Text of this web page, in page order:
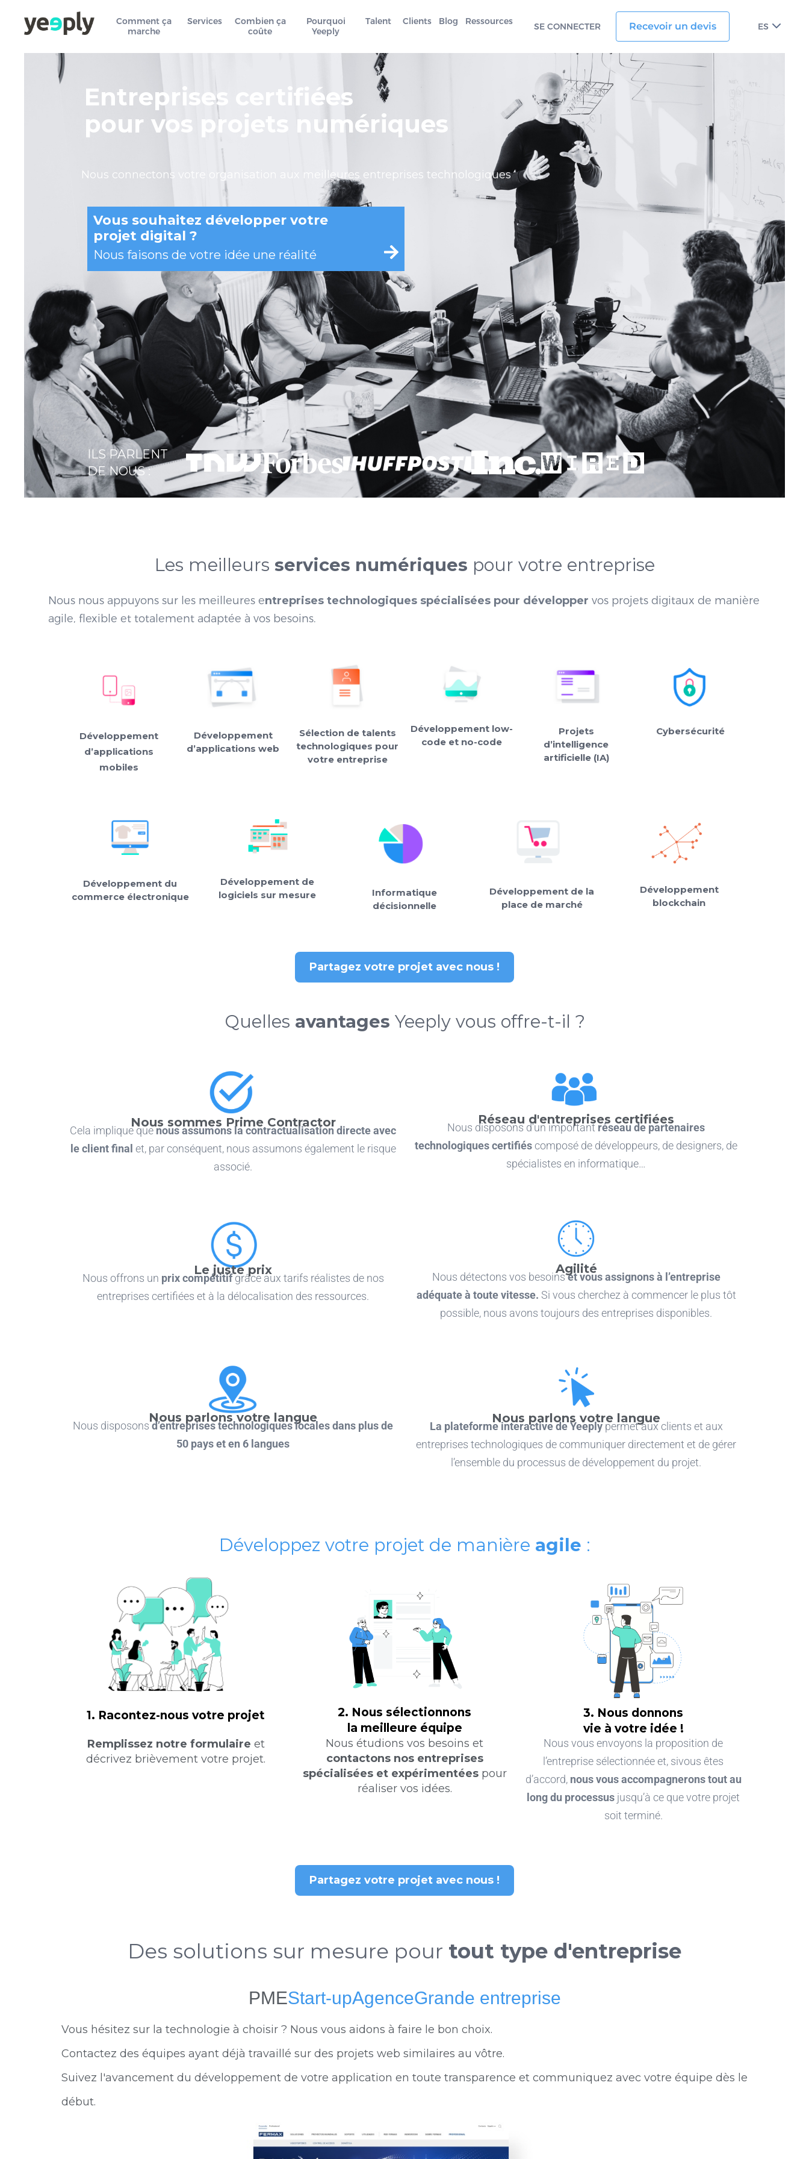
Comment ça
marche
Services
Combien ça
coûte
Pourquoi
Yeeply
Talent Clients Blog Ressources SE CONNECTER Recevoir un devis ES
Entreprises certifiées
pour vos projets numériques
Nous connectons votre organisation aux meilleures entreprises technologiques
Vous souhaitez développer votre
projet digital ?
Nous faisons de votre idée une réalité
ILS PARLENT
DE NOUS :
Les meilleurs services numériques pour votre entreprise
Nous nous appuyons sur les meilleures entreprises technologiques spécialisées pour développer vos projets digitaux de manière
agile, flexible et totalement adaptée à vos besoins.
Développement
d’applications
mobiles
Développement
d’applications web
Sélection de talents
technologiques pour
votre entreprise
Développement low-
code et no-code
Projets
d’intelligence
artificielle (IA)
Cybersécurité
Développement du
commerce électronique
Développement de
logiciels sur mesure
Informatique
décisionnelle
Développement de la
place de marché
Développement
blockchain
Partagez votre projet avec nous !
Quelles avantages Yeeply vous offre-t-il ?
Nous sommes Prime Contractor
Cela implique quenous assumons la contractualisation directe avec
le client final et, par conséquent, nous assumons également le risque
associé.
Réseau d'entreprises certifiées
Nous disposons d’un importantréseau de partenaires
technologiques certifiés composé de développeurs, de designers, de
spécialistes en informatique…
Le juste prix
Nous offrons un prix compétitifgrâce aux tarifs réalistes de nos
entreprises certifiées et à la délocalisation des ressources.
Agilité
Nous détectons vos besoinsetvous assignons à l’entreprise
adéquate à toute vitesse. Si vous cherchez à commencer le plus tôt
possible, nous avons toujours des entreprises disponibles.
Nous parlons votre langue
Nous disposonsd’entreprises technologiques locales dans plus de
50 pays et en 6 langues
Nous parlons votre langue
La plateforme interactive de Yeeplypermet aux clients et aux
entreprises technologiques de communiquer directement et de gérer
l’ensemble du processus de développement du projet.
Développez votre projet de manière agile :
1. Racontez-nous votre projet
Remplissez notre formulaire et
décrivez brièvement votre projet.
2. Nous sélectionnons
la meilleure équipe
Nous étudions vos besoins et
contactons nos entreprises
spécialisées et expérimentéespour
réaliser vos idées.
3. Nous donnons
vie à votre idée !
Nous vous envoyons la proposition de
l’entreprise sélectionnée et, sivous êtes
d’accord, nous vous accompagnerons tout au
long du processus jusqu’à ce que votre projet
soit terminé.
Partagez votre projet avec nous !
Des solutions sur mesure pour tout type d'entreprise
PMEStart-upAgenceGrande entreprise
Vous hésitez sur la technologie à choisir ? Nous vous aidons à faire le bon choix.
Contactez des équipes ayant déjà travaillé sur des projets web similaires au vôtre.
Suivez l'avancement du développement de votre application en toute transparence et communiquez avec votre équipe dès le
début.